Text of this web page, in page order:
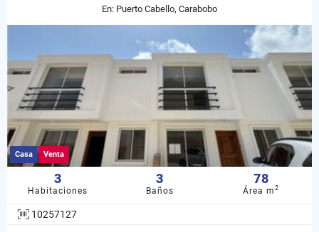
En: Puerto Cabello, Carabobo
Casa Venta
3
Habitaciones
3
Baños
78
Área m2
10257127